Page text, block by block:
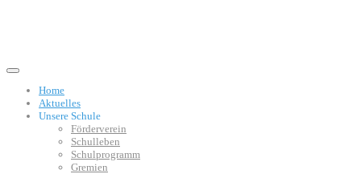
Home
Aktuelles
Unsere Schule
Förderverein
Schulleben
Schulprogramm
Gremien